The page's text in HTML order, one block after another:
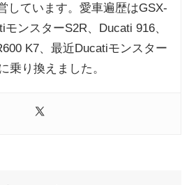
しています。愛車遍歴はGSX-
モンスターS2R、Ducati 916、
K7、最近Ducatiモンスター
乗り換えました。